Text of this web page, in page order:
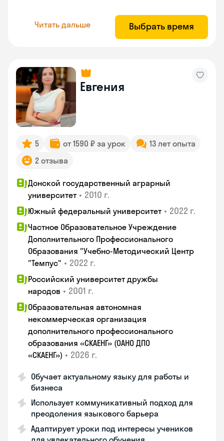
Читать дальше Выбрать время
Евгения
5 от 1590 ₽ за урок
13 лет опыта
2 отзыва
Донской государственный аграрный
университет • 2010 г.
Южный федеральный университет • 2022 г.
Частное Образовательное Учреждение
Дополнительного Профессионального
Образования "Учебно-Методический Центр
"Темпус" • 2022 г.
Российский университет дружбы
народов • 2001 г.
Образовательная автономная
некоммерческая организация
дополнительного профессионального
образования «СКАЕНГ» (ОАНО ДПО
«СКАЕНГ») • 2026 г.
Обучает актуальному языку для работы и
бизнеса
Использует коммуникативный подход для
преодоления языкового барьера
Адаптирует уроки под интересы учеников